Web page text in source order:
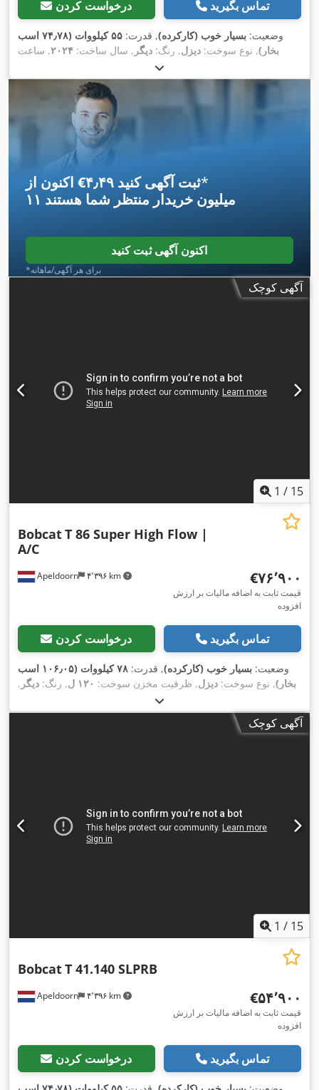
درخواست کردن تماس بگیرید
وضعیت: بسیار خوب (کارکرده), قدرت:
۵۵ کیلووات (۷۴٫۷۸ اسب
بخار), نوع سوخت: دیزل, رنگ: دیگر , سال ساخت: ۲۰۲۴, ساعت
, تجهیزات:
اکنون از ‎€۴٫۴۹ ثبت آگهی کنید*
۱۱ میلیون خریدار منتظر شما هستند
اکنون آگهی ثبت کنید
*برای هر آگهی/ماهانه
آگهی کوچک
1 / 15
Apeldoorn ۴٬۳۹۶ km
BobcatT 86 Super High Flow |
A/C
‎€۷۶٬۹۰۰
قیمت ثابت به اضافه مالیات بر ارزش
افزوده
درخواست کردن تماس بگیرید
وضعیت: بسیار خوب (کارکرده), قدرت:
۷۸ کیلووات (۱۰۶٫۰۵ اسب
بخار), نوع سوخت: دیزل, ظرفیت مخزن سوخت: ۱۲۰ ل , رنگ: دیگر ,
, سال ساخت:
۱٬۱۶۸ h
, تجهیزات:تهویه مطبوع ,
آگهی کوچک
1 / 15
Apeldoorn ۴٬۳۹۶ km
BobcatT 41.140 SLPRB
‎€۵۴٬۹۰۰
قیمت ثابت به اضافه مالیات بر ارزش
افزوده
درخواست کردن تماس بگیرید